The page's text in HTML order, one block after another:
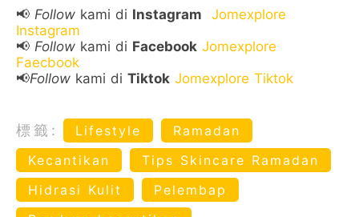
📢 Follow kami di Instagram
Jomexplore
Instagram
📢 Follow kami di Facebook Jomexplore
Faecbook
📢Follow kami di Tiktok Jomexplore Tiktok
標籤: Lifestyle
Ramadan
Kecantikan
Tips Skincare Ramadan
Hidrasi Kulit
Pelembap